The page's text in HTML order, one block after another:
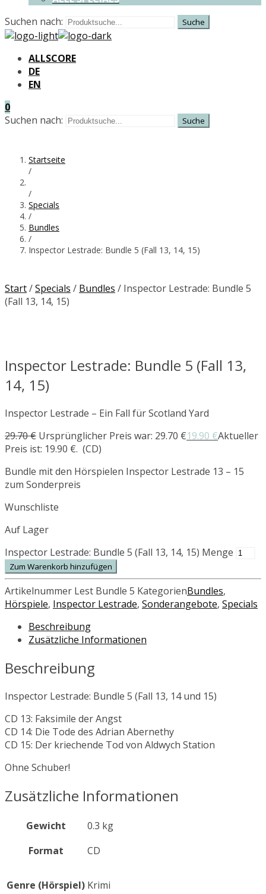
Suchen nach:
ALLSCORE
DE
EN
0
Suchen nach:
Startseite
/
/
Specials
/
Bundles
/
Inspector Lestrade: Bundle 5 (Fall 13, 14, 15)
Start/Specials / Bundles / Inspector Lestrade: Bundle 5
(Fall 13, 14, 15)
Inspector Lestrade: Bundle 5 (Fall 13,
14, 15)
Inspector Lestrade – Ein Fall für Scotland Yard
29.70€ Ursprünglicher Preis war: 29.70 €19.90 €Aktueller
Preis ist: 19.90 €. (CD)
Bundle mit den Hörspielen Inspector Lestrade 13 – 15
zum Sonderpreis
Wunschliste
Auf Lager
Inspector Lestrade: Bundle 5 (Fall 13, 14, 15) Menge
Zum Warenkorb hinzufügen
Artikelnummer Lest Bundle 5 KategorienBundles,
Hörspiele, Inspector Lestrade, Sonderangebote, Specials
Beschreibung
Zusätzliche Informationen
Beschreibung
Inspector Lestrade: Bundle 5 (Fall 13, 14 und 15)
CD 13: Faksimile der Angst
CD 14: Die Tode des Adrian Abernethy
CD 15: Der kriechende Tod von Aldwych Station
Ohne Schuber!
Zusätzliche Informationen
Gewicht
0.3 kg
Format
CD
Genre (Hörspiel) Krimi